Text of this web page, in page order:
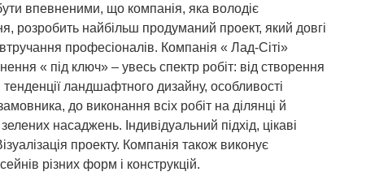
впевненими, що компанія, яка володіє
розробить найбільш продуманий проект, який довгі
професіоналів. Компанія « Лад-Сіті»
« під ключ» – увесь спектр робіт: від створення
ландшафтного дизайну, особливості
до виконання всіх робіт на ділянці й
насаджень. Індивідуальний підхід, цікаві
проекту. Компанія також виконує
різних форм і конструкцій.